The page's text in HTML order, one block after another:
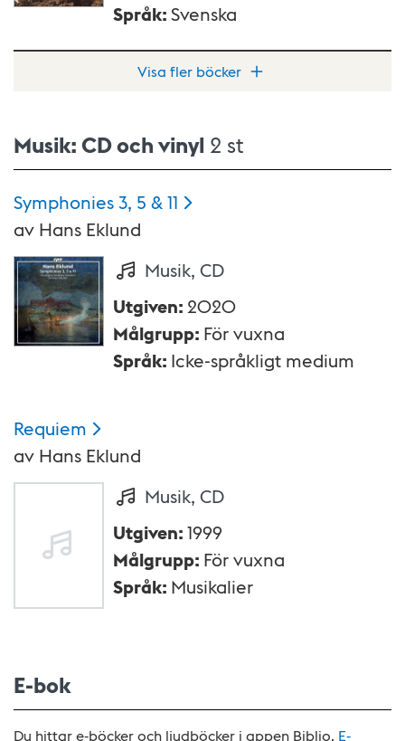
Språk:Svenska
Visa fler böcker
Musik: CD och vinyl 2 st
Symphonies 3, 5 &11
av Hans Eklund
Musik, CD
Utgiven:2020
Målgrupp: För vuxna
Språk: Icke-språkligt medium
Requiem
av Hans Eklund
Musik, CD
Utgiven:1999
Målgrupp: För vuxna
Språk: Musikalier
E-bok
Du hittar e-böcker och ljudböcker i appen Biblio. E-